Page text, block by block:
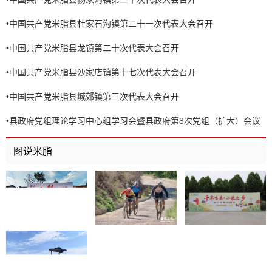
•中国共产党米脂县杜家石沟镇第二十一次代表大会召开
•中国共产党米脂县龙镇第二十次代表大会召开
•中国共产党米脂县沙家店镇第十七次代表大会召开
•中国共产党米脂县城郊镇第三次代表大会召开
•县政府党组理论学习中心组学习会暨县政府第8次党组（扩大）会议
召开
图说米脂